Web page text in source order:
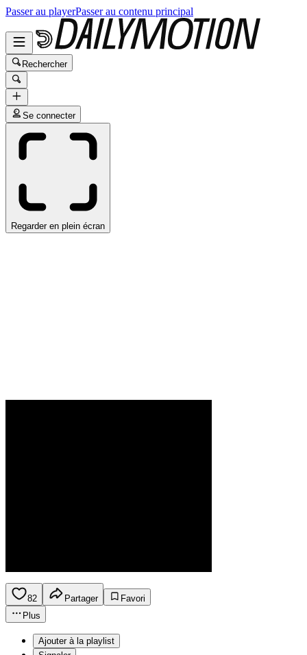
Passer au playerPasser au contenu principal
Rechercher
Se connecter
Regarder en plein écran
82 Partager
Favori
Plus
Ajouter à la playlist